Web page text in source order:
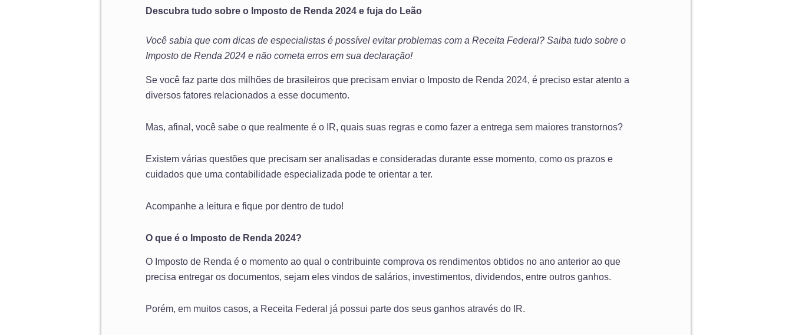
Descubra tudo sobre o Imposto de Renda 2024 e fuja do Leão
Você sabia que com dicas de especialistas é possível evitar problemas com a Receita Federal? Saiba tudo sobre o
Imposto de Renda 2024 e não cometa erros em sua declaração!
Se você faz parte dos milhões de brasileiros que precisam enviar o Imposto de Renda 2024, é preciso estar atento a
diversos fatores relacionados a esse documento.
Mas, afinal, você sabe o que realmente é o IR, quais suas regras e como fazer a entrega sem maiores transtornos?
Existem várias questões que precisam ser analisadas e consideradas durante esse momento, como os prazos e
cuidados que uma contabilidade especializada pode te orientar a ter.
Acompanhe a leitura e fique por dentro de tudo!
O que é o Imposto de Renda 2024?
O Imposto de Renda é o momento ao qual o contribuinte comprova os rendimentos obtidos no ano anterior ao que
precisa entregar os documentos, sejam eles vindos de salários, investimentos, dividendos, entre outros ganhos.
Porém, em muitos casos, a Receita Federal já possui parte dos seus ganhos através do IR.